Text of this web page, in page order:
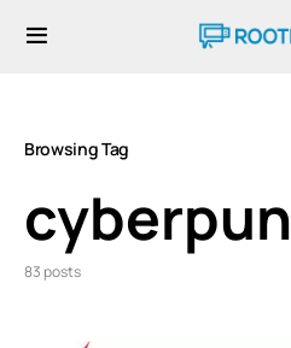
Browsing Tag
83 posts